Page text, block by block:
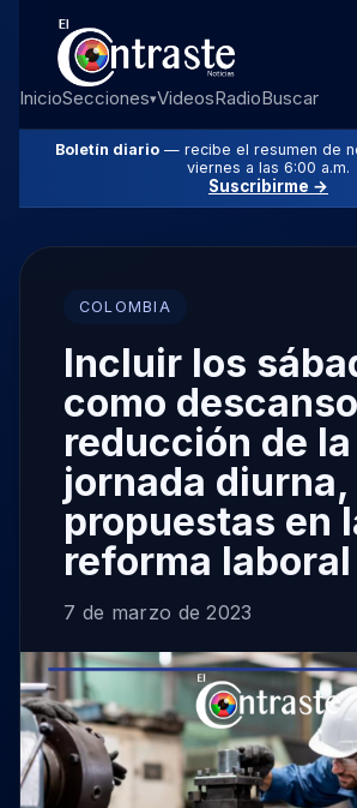
InicioSecciones▾VideosRadioBuscar
Boletín diario — recibe el resumen de
viernes a las 6:00 a.m.
Suscribirme →
COLOMBIA
Incluir los
como
reducción de la
jornada diurna,
propuestas en
reforma laboral
7 de marzo de 2023